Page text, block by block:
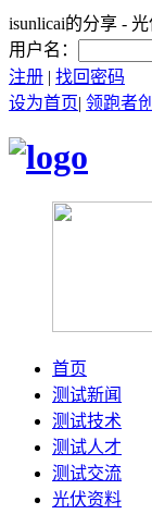
isunlicai的分享 -
用户名：
注册 | 找回密码
设为首页| 领跑者
首页
测试新闻
测试技术
测试人才
测试交流
光伏资料